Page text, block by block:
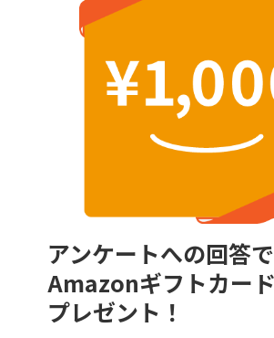
アンケートへの回答で
Amazonギフトカー
プレゼント！